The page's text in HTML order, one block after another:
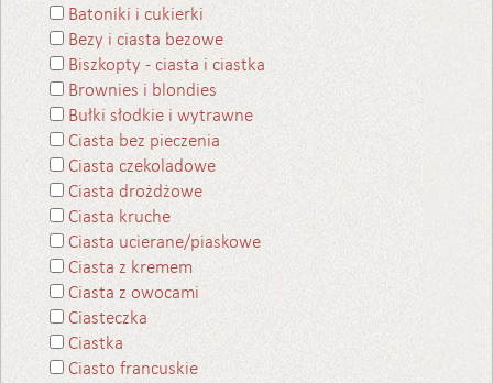
Batoniki i cukierki
Bezy i ciasta bezowe
Biszkopty - ciasta i ciastka
Brownies i blondies
Bułki słodkie i wytrawne
Ciasta bez pieczenia
Ciasta czekoladowe
Ciasta drożdżowe
Ciasta kruche
Ciasta ucierane/piaskowe
Ciasta z kremem
Ciasta z owocami
Ciasteczka
Ciastka
Ciasto francuskie